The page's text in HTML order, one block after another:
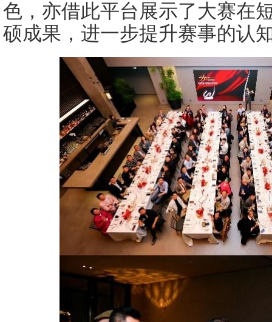
色，亦借此平台展示了大赛在
硕成果，进一步提升赛事的